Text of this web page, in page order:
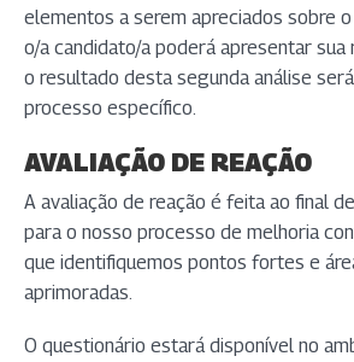
elementos a serem apreciados sobre
o/a candidato/a poderá apresentar sua
o resultado desta segunda análise
processo específico.
AVALIAÇÃO DE REAÇÃO
A avaliação de reação é feita ao final
para o nosso processo de melhoria
que identifiquemos pontos fortes e
aprimoradas.
O questionário estará disponível no